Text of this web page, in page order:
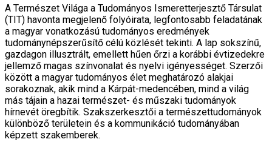
A Természet Világa a Tudományos Ismeretterjesztő Társulat
(TIT) havonta megjelenő folyóirata, legfontosabb feladatának
a magyar vonatkozású tudományos eredmények
tudománynépszerűsítő célú közlését tekinti. A lap sokszínű,
gazdagon illusztrált, emellett hűen őrzi a korábbi évtizedekre
jellemző magas színvonalat és nyelvi igényességet. Szerzői
között a magyar tudományos élet meghatározó alakjai
sorakoznak, akik mind a Kárpát-medencében, mind a világ
más tájain a hazai természet- és műszaki tudományok
hírnevét öregbítik. Szakszerkesztői a természettudományok
különböző területein és a kommunikáció tudományában
képzett szakemberek.